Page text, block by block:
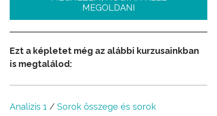
MEGOLDANI
Ezt a képletet még az alábbi kurzusainkban
is megtalálod:
Analízis 1 / Sorok összege és sorok